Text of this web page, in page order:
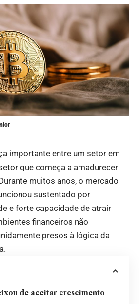
importante entre um setor em
que começa a amadurecer
muitos anos, o mercado
sustentado por
e forte capacidade de atrair
financeiros não
presos à lógica da
de aceitar crescimento